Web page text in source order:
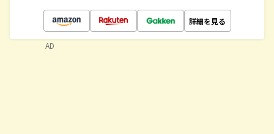
詳細を見る
AD